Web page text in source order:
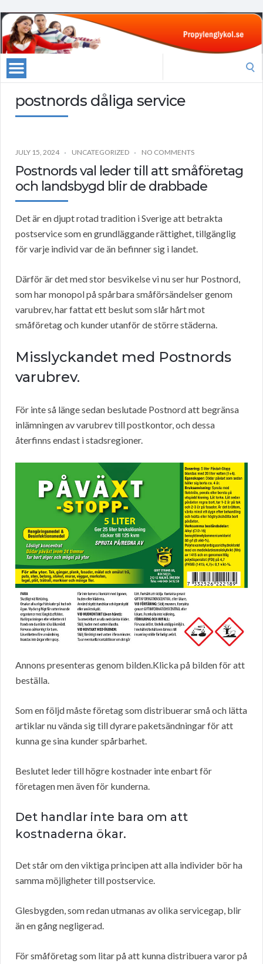
postnords dåliga service
JULY 15, 2024 UNCATEGORIZED NO COMMENTS
Postnords val leder till att småföretag
och landsbygd blir de drabbade
Det är en djupt rotad tradition i Sverige att betrakta
postservice som en grundläggande rättighet, tillgänglig
för varje individ var de än befinner sig i landet.
Därför är det med stor besvikelse vi nu ser hur Postnord,
som har monopol på spårbara småförsändelser genom
varubrev, har fattat ett beslut som slår hårt mot
småföretag och kunder utanför de större städerna.
Misslyckandet med Postnords
varubrev.
För inte så länge sedan beslutade Postnord att begränsa
inlämningen av varubrev till postkontor, och dessa
återfinns endast i stadsregioner.
Annons presenteras genom bilden.Klicka på bilden för att
beställa.
Som en följd måste företag som distribuerar små och lätta
artiklar nu vända sig till dyrare paketsändningar för att
kunna ge sina kunder spårbarhet.
Beslutet leder till högre kostnader inte enbart för
företagen men även för kunderna.
Det handlar inte bara om att
kostnaderna ökar.
Det står om den viktiga principen att alla individer bör ha
samma möjligheter till postservice.
Glesbygden, som redan utmanas av olika servicegap, blir
än en gång negligerad.
För småföretag som litar på att kunna distribuera varor på